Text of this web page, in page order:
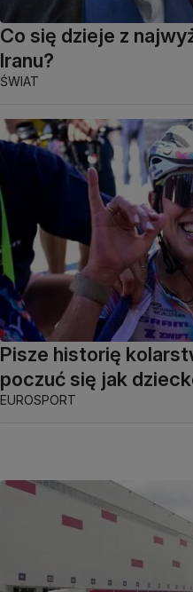
Co się dzieje z
Iranu?
ŚWIAT
Pisze historię
poczuć się jak
EUROSPORT